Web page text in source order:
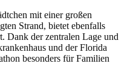
mit einer großen
Strand, bietet ebenfalls
Dank der zentralen Lage und
und der Florida
besonders für Familien